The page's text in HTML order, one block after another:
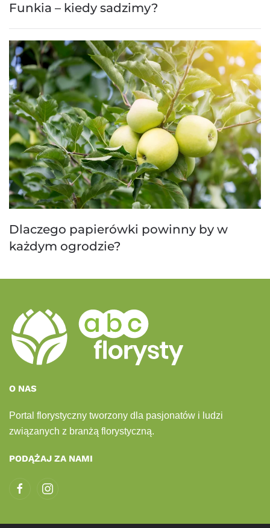
Funkia – kiedy sadzimy?
Dlaczego papierówki powinny by w
każdym ogrodzie?
O NAS
Portal florystyczny tworzony dla pasjonatów i ludzi
związanych z branżą florystyczną.
PODĄŻAJ ZA NAMI